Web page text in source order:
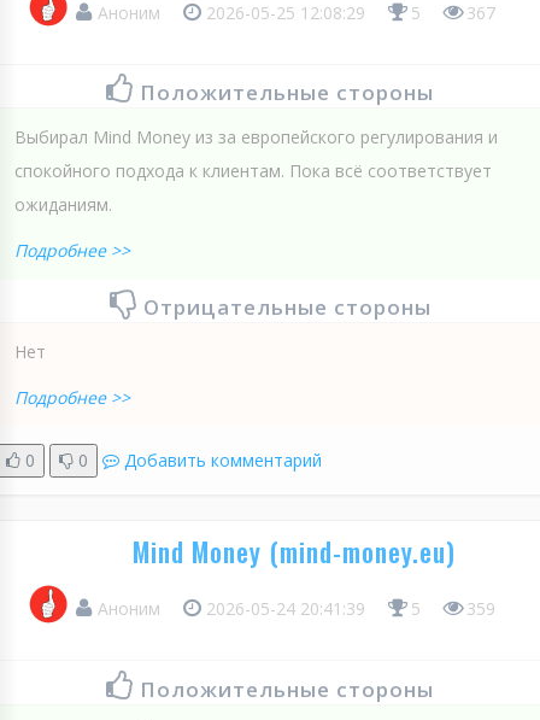
Аноним 2026-05-25 12:08:29 5 367
Положительные стороны
Выбирал Mind Money из за европейского регулирования и
спокойного подхода к клиентам. Пока всё соответствует
ожиданиям.
Подробнее >>
Отрицательные стороны
Нет
Подробнее >>
0 0 Добавить комментарий
Mind Money (mind-money.eu)
Аноним 2026-05-24 20:41:39 5 359
Положительные стороны